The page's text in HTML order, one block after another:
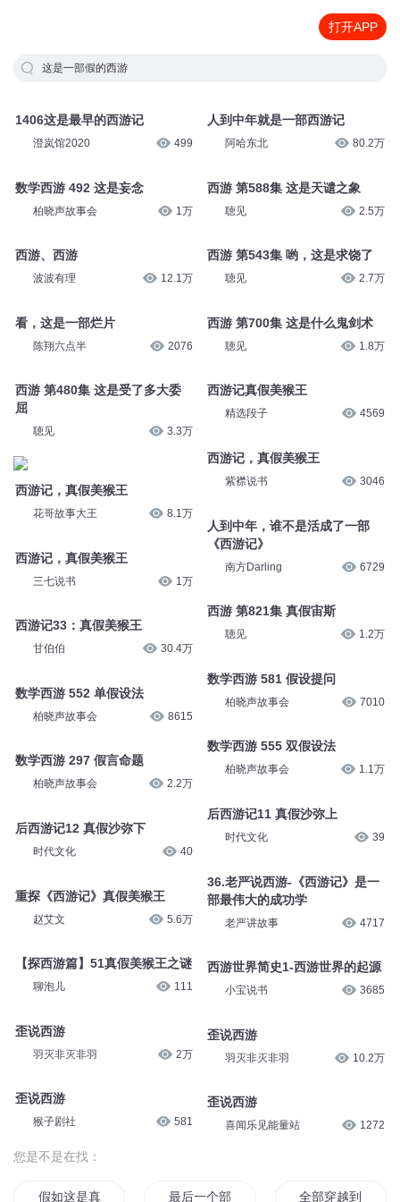
打开APP
这是一部假的西游
1406这是最早的西游记
澄岚馆2020 499
数学西游 492 这是妄念
柏晓声故事会 1万
西游、西游
波波有理 12.1万
看，这是一部烂片
陈翔六点半 2076
西游 第480集 这是受了多大委
屈
聴见 3.3万
西游记，真假美猴王
花哥故事大王 8.1万
西游记，真假美猴王
三七说书 1万
西游记33：真假美猴王
甘伯伯 30.4万
数学西游 552 单假设法
柏晓声故事会 8615
数学西游 297 假言命题
柏晓声故事会 2.2万
后西游记12 真假沙弥下
时代文化 40
重探《西游记》真假美猴王
赵艾文 5.6万
【探西游篇】51真假美猴王之谜
聊泡儿 111
歪说西游
羽灭非灭非羽 2万
歪说西游
猴子剧社 581
人到中年就是一部西游记
阿哈东北 80.2万
西游 第588集 这是天谴之象
聴见 2.5万
西游 第543集 哟，这是求饶了
聴见 2.7万
西游 第700集 这是什么鬼剑术
聴见 1.8万
西游记真假美猴王
精选段子 4569
西游记，真假美猴王
紫襟说书 3046
人到中年，谁不是活成了一部
《西游记》
南方Darling 6729
西游 第821集 真假宙斯
聴见 1.2万
数学西游 581 假设提问
柏晓声故事会 7010
数学西游 555 双假设法
柏晓声故事会 1.1万
后西游记11 真假沙弥上
时代文化 39
36.老严说西游-《西游记》是一
部最伟大的成功学
老严讲故事 4717
西游世界简史1-西游世界的起源
小宝说书 3685
歪说西游
羽灭非灭非羽 10.2万
歪说西游
喜闻乐见能量站 1272
您是不是在找：
假如这是真的 最后一个部落 全部穿越到异界